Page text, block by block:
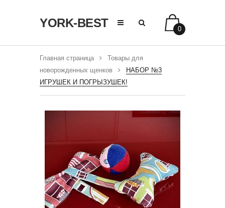
YORK-BEST 0
Главная страница
Товары для
новорожденных щенков
НАБОР №3
ИГРУШЕК И ПОГРЫЗУШЕК!